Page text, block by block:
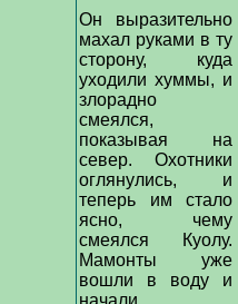
Он выразительно
махал руками в ту
сторону, куда
уходили хуммы, и
злорадно
смеялся,
показывая на
север. Охотники
оглянулись, и
теперь им стало
ясно, чему
смеялся Куолу.
Мамонты уже
вошли в воду и
начали